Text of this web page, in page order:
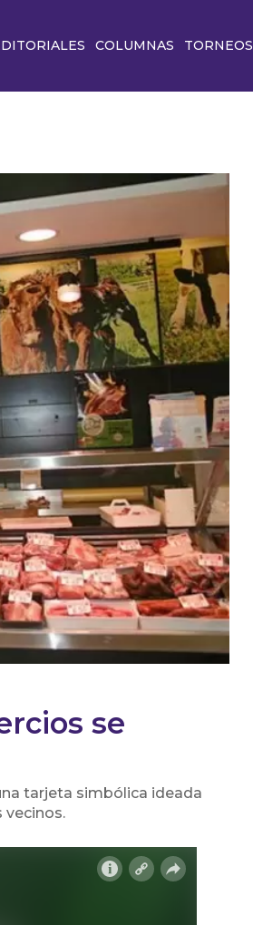
COLUMNAS TORNEOS
se
tarjeta simbólica ideada
vecinos.